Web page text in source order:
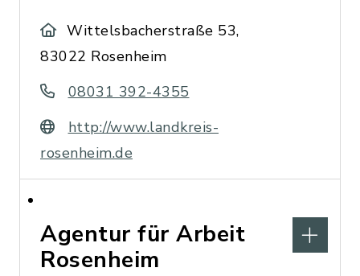
Wittelsbacherstraße 53,
83022 Rosenheim
08031 392-4355
http://www.landkreis-
rosenheim.de
Agentur für Arbeit
Rosenheim